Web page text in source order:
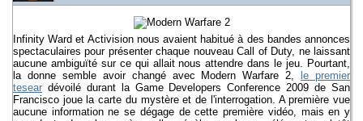
Infinity Ward et Activision nous avaient habitué à des bandes annonces
spectaculaires pour présenter chaque nouveau Call of Duty, ne laissant
aucune ambiguïté sur ce qui allait nous attendre dans le jeu. Pourtant,
la donne semble avoir changé avec Modern Warfare 2,
le premier
tesear dévoilé durant la Game Developers Conference 2009 de San
Francisco joue la carte du mystère et de l'interrogation. A première vue
aucune information ne se dégage de cette première vidéo, mais en y